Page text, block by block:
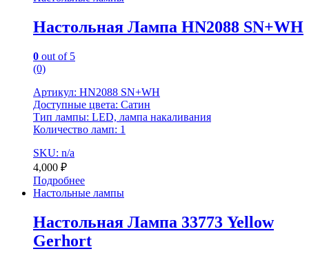
Настольная Лампа HN2088 SN+WH
0 out of 5
(0)
Артикул: HN2088 SN+WH
Доступные цвета: Сатин
Тип лампы: LED, лампа накаливания
Количество ламп: 1
SKU: n/a
4,000 ₽
Подробнее
Настольные лампы
Настольная Лампа 33773 Yellow
Gerhort